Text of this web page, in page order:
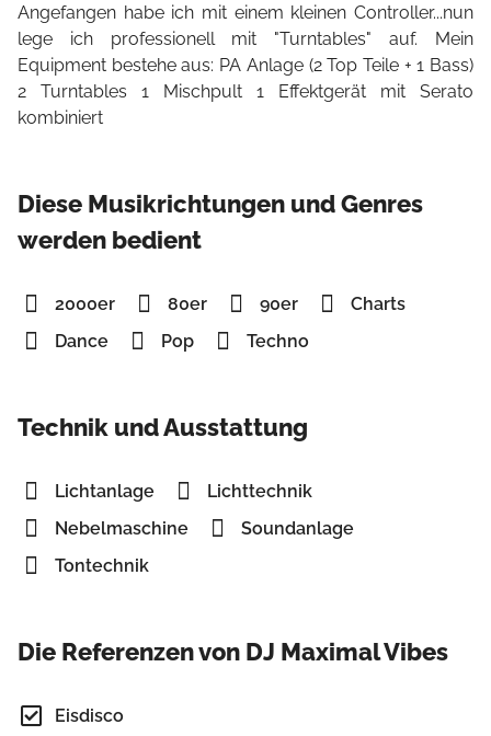
Angefangen habe ich mit einem kleinen Controller...nun
lege ich professionell mit "Turntables" auf. Mein
Equipment bestehe aus: PA Anlage (2 Top Teile + 1 Bass)
2 Turntables 1 Mischpult 1 Effektgerät mit Serato
kombiniert
Diese Musikrichtungen und Genres
werden bedient
2000er 80er 90er
Charts
Dance
Pop Techno
Technik und Ausstattung
Lichtanlage
Lichttechnik
Nebelmaschine
Soundanlage
Tontechnik
Die Referenzen von DJ Maximal Vibes
Eisdisco